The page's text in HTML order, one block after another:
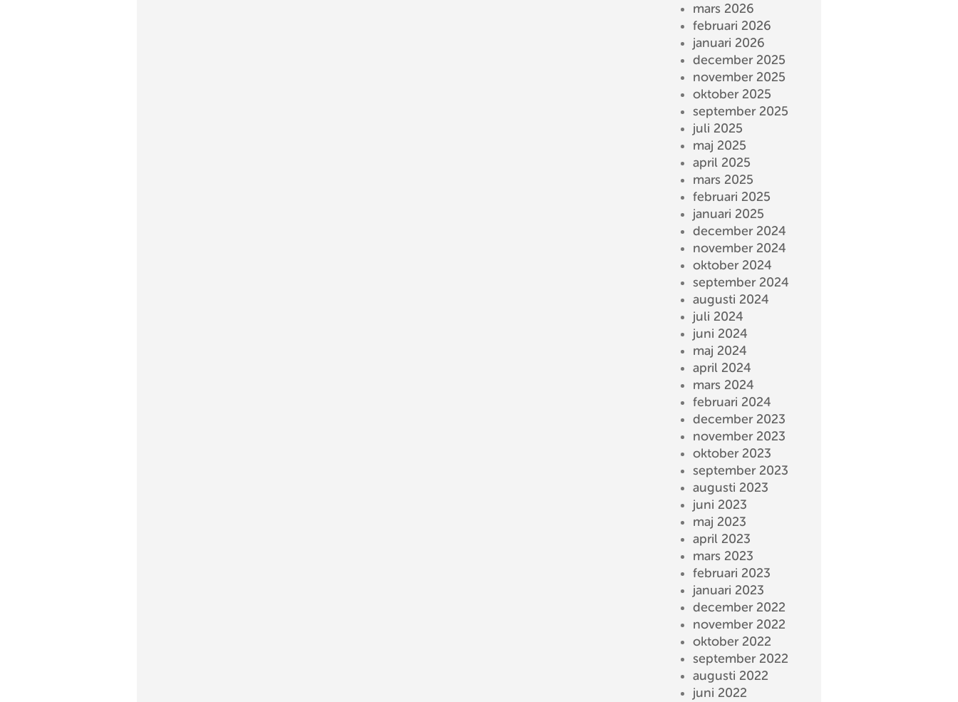
mars 2026
februari 2026
januari 2026
december 2025
november 2025
oktober 2025
september 2025
juli 2025
maj 2025
april 2025
mars 2025
februari 2025
januari 2025
december 2024
november 2024
oktober 2024
september 2024
augusti 2024
juli 2024
juni 2024
maj 2024
april 2024
mars 2024
februari 2024
december 2023
november 2023
oktober 2023
september 2023
augusti 2023
juni 2023
maj 2023
april 2023
mars 2023
februari 2023
januari 2023
december 2022
november 2022
oktober 2022
september 2022
augusti 2022
juni 2022